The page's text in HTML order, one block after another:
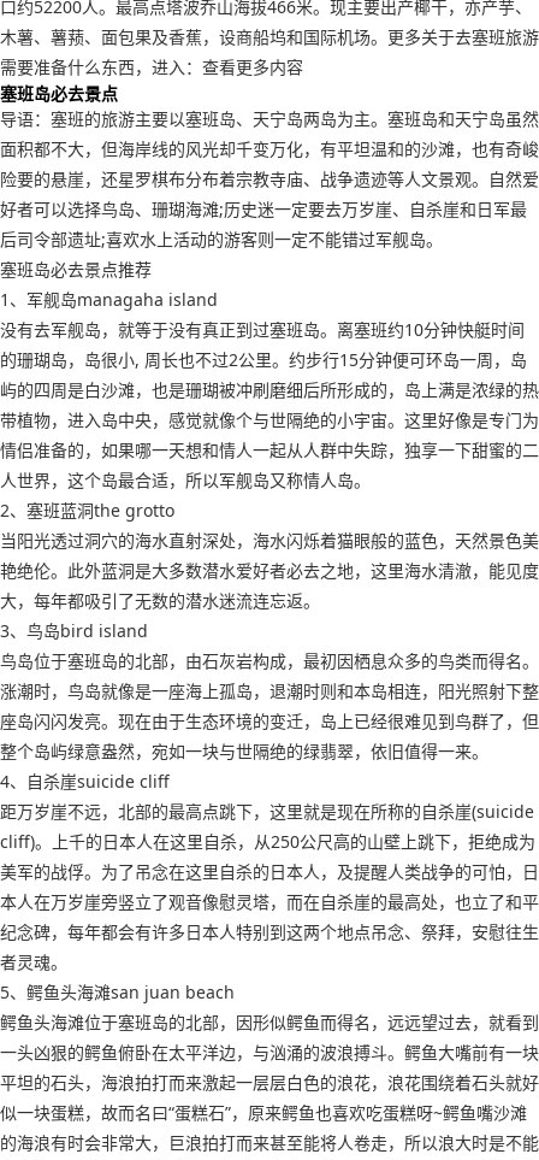
口约52200人。最高点塔波乔山海拔466米。现主要出产椰干，亦产芋、
木薯、薯蓣、面包果及香蕉，设商船坞和国际机场。更多关于去塞班旅游
需要准备什么东西，进入：查看更多内容
塞班岛必去景点
导语：塞班的旅游主要以塞班岛、天宁岛两岛为主。塞班岛和天宁岛虽然
面积都不大，但海岸线的风光却千变万化，有平坦温和的沙滩，也有奇峻
险要的悬崖，还星罗棋布分布着宗教寺庙、战争遗迹等人文景观。自然爱
好者可以选择鸟岛、珊瑚海滩;历史迷一定要去万岁崖、自杀崖和日军最
后司令部遗址;喜欢水上活动的游客则一定不能错过军舰岛。
塞班岛必去景点推荐
1、军舰岛managaha island
没有去军舰岛，就等于没有真正到过塞班岛。离塞班约10分钟快艇时间
的珊瑚岛，岛很小, 周长也不过2公里。约步行15分钟便可环岛一周，岛
屿的四周是白沙滩，也是珊瑚被冲刷磨细后所形成的，岛上满是浓绿的热
带植物，进入岛中央，感觉就像个与世隔绝的小宇宙。这里好像是专门为
情侣准备的，如果哪一天想和情人一起从人群中失踪，独享一下甜蜜的二
人世界，这个岛最合适，所以军舰岛又称情人岛。
2、塞班蓝洞the grotto
当阳光透过洞穴的海水直射深处，海水闪烁着猫眼般的蓝色，天然景色美
艳绝伦。此外蓝洞是大多数潜水爱好者必去之地，这里海水清澈，能见度
大，每年都吸引了无数的潜水迷流连忘返。
3、鸟岛bird island
鸟岛位于塞班岛的北部，由石灰岩构成，最初因栖息众多的鸟类而得名。
涨潮时，鸟岛就像是一座海上孤岛，退潮时则和本岛相连，阳光照射下整
座岛闪闪发亮。现在由于生态环境的变迁，岛上已经很难见到鸟群了，但
整个岛屿绿意盎然，宛如一块与世隔绝的绿翡翠，依旧值得一来。
4、自杀崖suicide cliff
距万岁崖不远，北部的最高点跳下，这里就是现在所称的自杀崖(suicide
cliff)。上千的日本人在这里自杀，从250公尺高的山壁上跳下，拒绝成为
美军的战俘。为了吊念在这里自杀的日本人，及提醒人类战争的可怕，日
本人在万岁崖旁竖立了观音像慰灵塔，而在自杀崖的最高处，也立了和平
纪念碑，每年都会有许多日本人特别到这两个地点吊念、祭拜，安慰往生
者灵魂。
5、鳄鱼头海滩san juan beach
鳄鱼头海滩位于塞班岛的北部，因形似鳄鱼而得名，远远望过去，就看到
一头凶狠的鳄鱼俯卧在太平洋边，与汹涌的波浪搏斗。鳄鱼大嘴前有一块
平坦的石头，海浪拍打而来激起一层层白色的浪花，浪花围绕着石头就好
似一块蛋糕，故而名曰“蛋糕石”，原来鳄鱼也喜欢吃蛋糕呀~鳄鱼嘴沙滩
的海浪有时会非常大，巨浪拍打而来甚至能将人卷走，所以浪大时是不能